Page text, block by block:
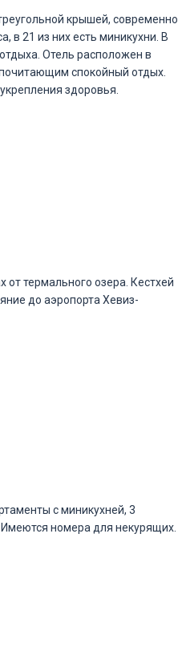
крышей, современно
в 21 из них есть миникухни. В
Отель расположен в
спокойный отдых.
здоровья.
термального озера. Кестхей
до аэропорта Хевиз-
с миникухней, 3
номера для некурящих.